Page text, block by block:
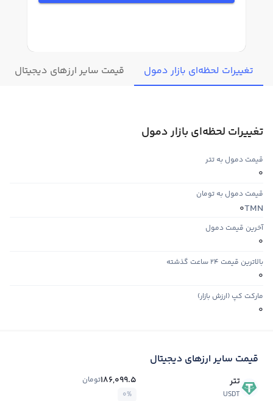
تغییرات لحظه‌ای بازار دمول قیمت سایر ارزهای دیجیتال
تغییرات لحظه‌ای بازار دمول
قیمت دمول به تتر
0
قیمت دمول به تومان
TMN
0
آخرین قیمت دمول
0
بالاترین قیمت ۲۴ ساعت گذشته
0
مارکت کپ (ارزش بازار)
0
قیمت سایر ارزهای دیجیتال
تتر
USDT
186,099.5تومان
0%